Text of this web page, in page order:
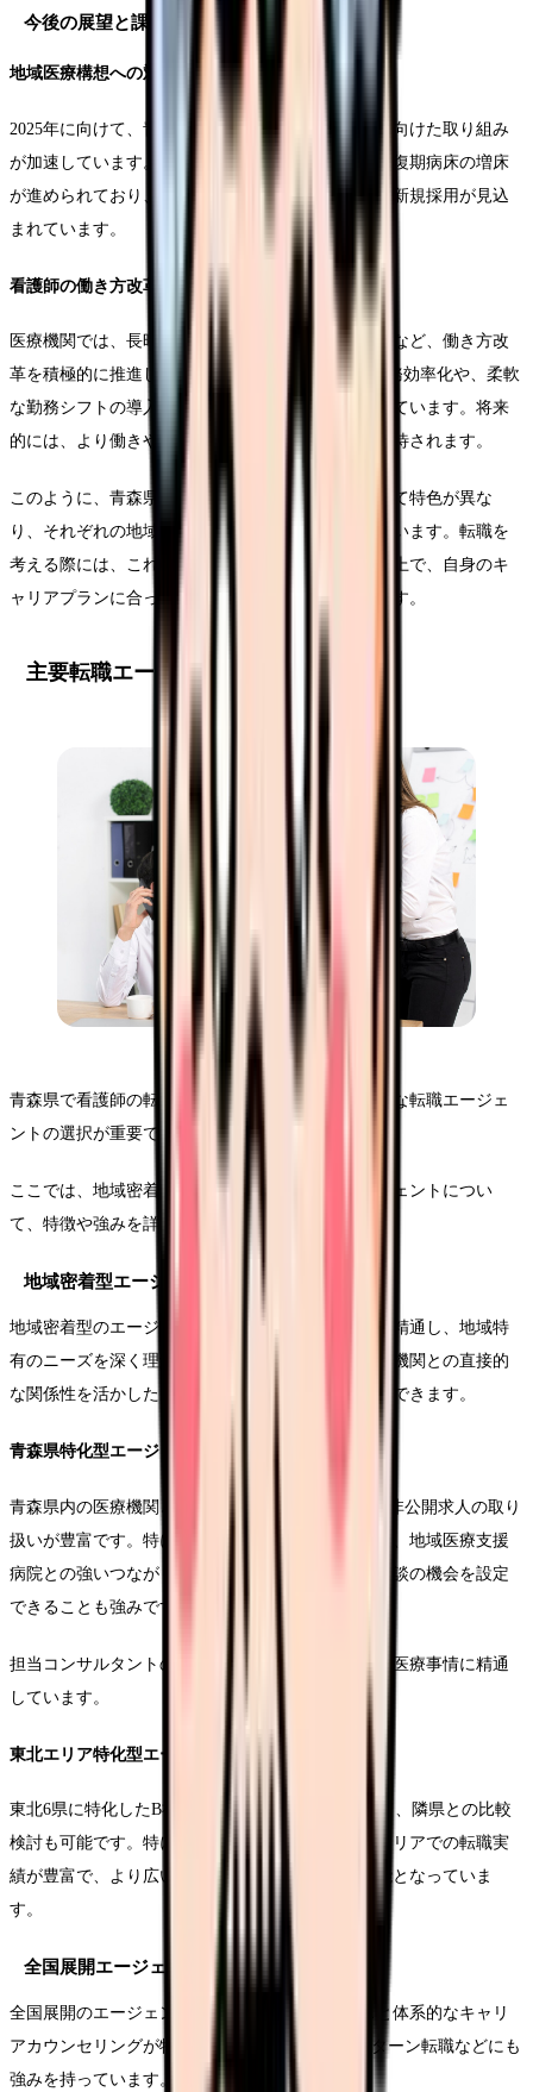
今後の展望と課題
地域医療構想への対応
2025年に向けて、青森県では地域医療構想の実現に向けた取り組み
が加速しています。特に、急性期病床の適正化や回復期病床の増床
が進められており、それに伴う看護師の配置転換や新規採用が見込
まれています。
看護師の働き方改革
医療機関では、長時間労働の是正や夜勤負担の軽減など、働き方改
革を積極的に推進しています。ICTの活用による業務効率化や、柔軟
な勤務シフトの導入など、様々な取り組みが始まっています。将来
的には、より働きやすい環境が整っていくことが期待されます。
このように、青森県の看護師求人市場は地域によって特色が異な
り、それぞれの地域で独自の課題と可能性を持っています。転職を
考える際には、これらの地域特性を十分に理解した上で、自身のキ
ャリアプランに合った職場を選択することが重要です。
主要転職エージェントの比較
青森県で看護師の転職を成功させるためには、適切な転職エージェ
ントの選択が重要です。
ここでは、地域密着型と全国展開型の主要なエージェントについ
て、特徴や強みを詳しく比較・分析していきます。
地域密着型エージェント分析
地域密着型のエージェントは、青森県の医療事情に精通し、地域特
有のニーズを深く理解しているのが特徴です。医療機関との直接的
な関係性を活かした、きめ細やかなサポートが期待できます。
青森県特化型エージェントA社の特徴
青森県内の医療機関との太いパイプを持つA社は、非公開求人の取り
扱いが豊富です。特に弘前市や八戸市のエリアでは、地域医療支援
病院との強いつながりがあり、看護部長との直接面談の機会を設定
できることも強みです。
担当コンサルタントの多くが青森県在住で、地域の医療事情に精通
しています。
東北エリア特化型エージェントB社の実績
東北6県に特化したB社は、青森県内の求人に加えて、隣県との比較
検討も可能です。特に、秋田県や岩手県との県境エリアでの転職実
績が豊富で、より広い視野での転職先の選択が可能となっていま
す。
全国展開エージェント分析
全国展開のエージェントは、豊富なデータベースと体系的なキャリ
アカウンセリングが特徴です。青森県外からのUターン転職などにも
強みを持っています。